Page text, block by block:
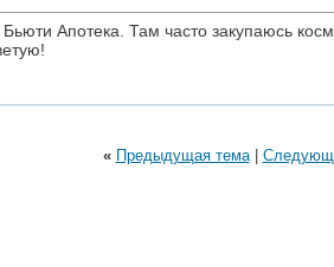
Бьюти Апотека. Там часто закупаюсь
« Предыдущая тема|